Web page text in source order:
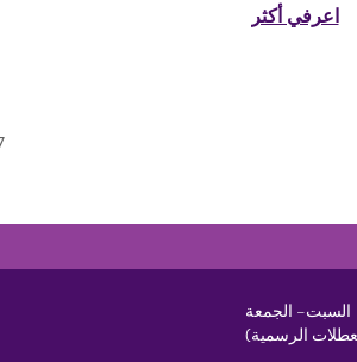
اعرفي أكثر
السبت– الجمعة